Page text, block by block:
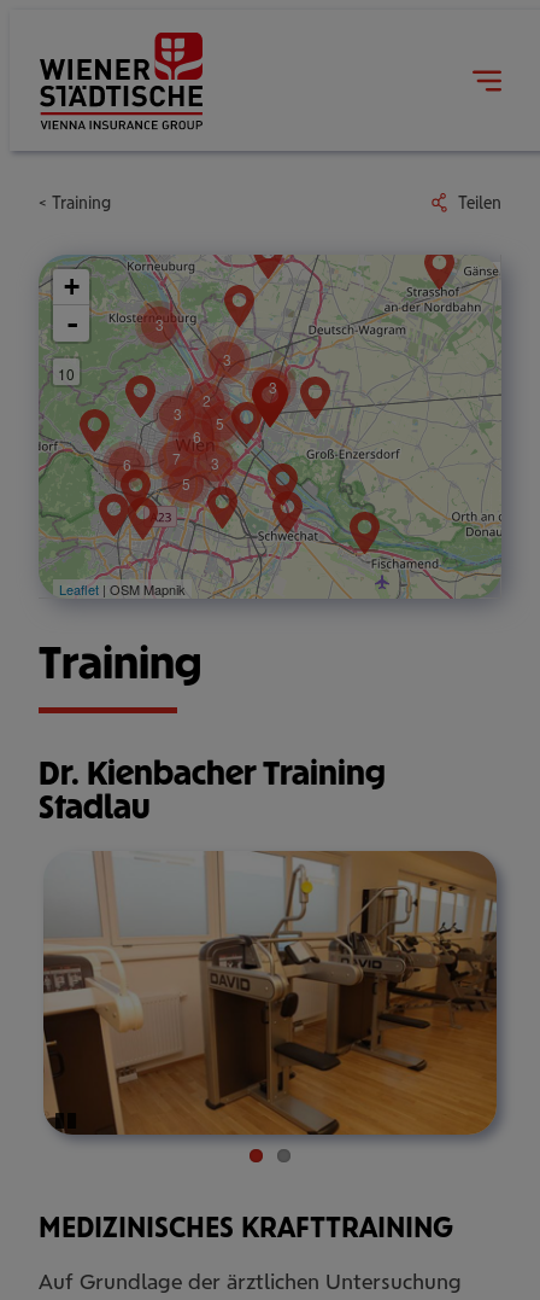
Training Teilen
3
3
3
6
5
3
2
3
5
6
7
+
-
10
Leaflet| OSM Mapnik
Training
Dr. Kienbacher Training
Stadlau
MEDIZINISCHES KRAFTTRAINING
Auf Grundlage der ärztlichen Untersuchung